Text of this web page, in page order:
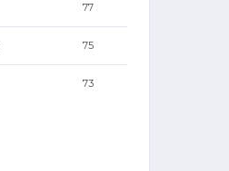
77
75
73